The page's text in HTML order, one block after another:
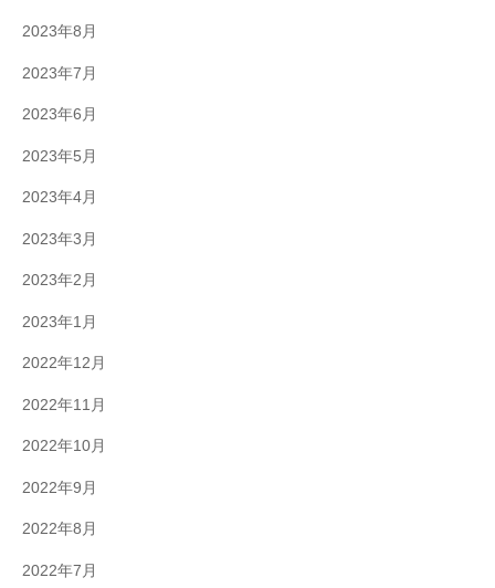
2023年8月
2023年7月
2023年6月
2023年5月
2023年4月
2023年3月
2023年2月
2023年1月
2022年12月
2022年11月
2022年10月
2022年9月
2022年8月
2022年7月